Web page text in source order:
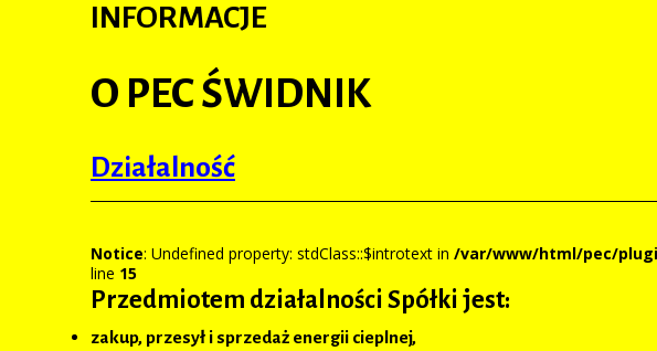
INFORMACJE
O PEC ŚWIDNIK
Działalność
Notice: Undefined property: stdClass::$introtext in /var/www/html/pec/
line 15
Przedmiotem działalności Spółki jest:
zakup, przesył i sprzedaż energii cieplnej,